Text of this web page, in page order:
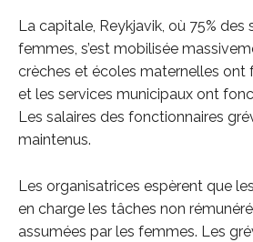
La capitale, Reykjavik, où 75% des
femmes, s’est mobilisée
crèches et écoles maternelles ont
et les services municipaux ont
Les salaires des fonctionnaires
maintenus.
Les organisatrices espèrent que
en charge les tâches non
assumées par les femmes. Les